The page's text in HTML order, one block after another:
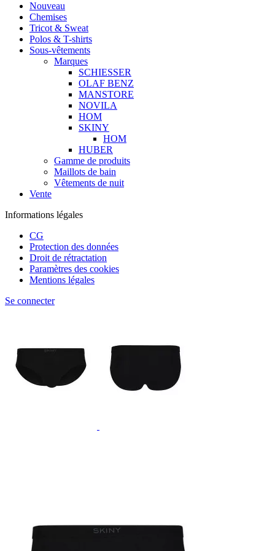
Nouveau
Chemises
Tricot & Sweat
Polos & T-shirts
Sous-vêtements
Marques
SCHIESSER
OLAF BENZ
MANSTORE
NOVILA
HOM
SKINY
HOM
HUBER
Gamme de produits
Maillots de bain
Vêtements de nuit
Vente
Informations légales
CG
Protection des données
Droit de rétractation
Paramètres des cookies
Mentions légales
Se connecter